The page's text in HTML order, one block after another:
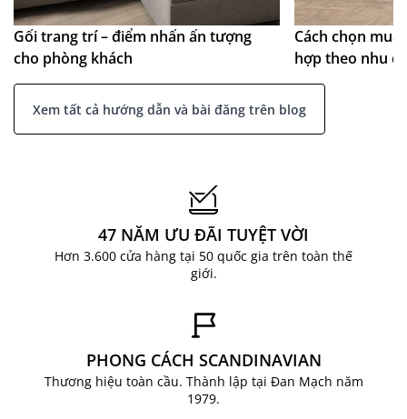
Gối trang trí – điểm nhấn ấn tượng
cho phòng khách
Cách chọn
hợp theo nhu
Xem tất cả hướng dẫn và bài đăng trên blog
47 NĂM ƯU ĐÃI TUYỆT VỜI
Hơn 3.600 cửa hàng tại 50 quốc gia trên toàn thế
giới.
PHONG CÁCH SCANDINAVIAN
Thương hiệu toàn cầu. Thành lập tại Đan Mạch năm
1979.